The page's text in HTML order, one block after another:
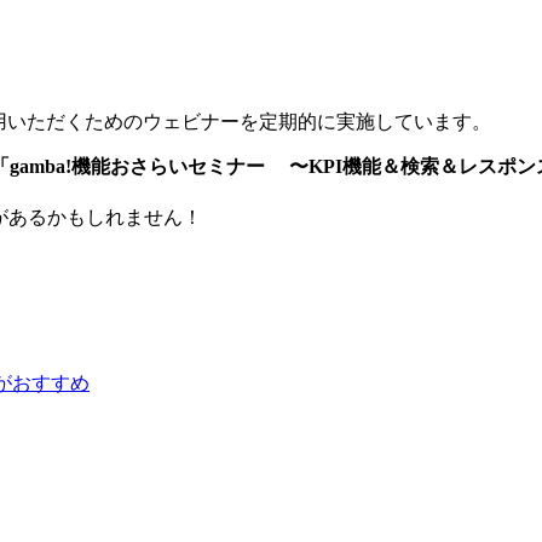
ただくためのウェビナーを定期的に実施しています。
gamba!機能おさらいセミナー 〜KPI機能＆検索＆レスポン
るかもしれません！
おすすめ